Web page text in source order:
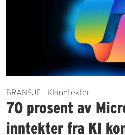
BRANSJE | KI-inntekter
70 prosent av
inntekter fra KI